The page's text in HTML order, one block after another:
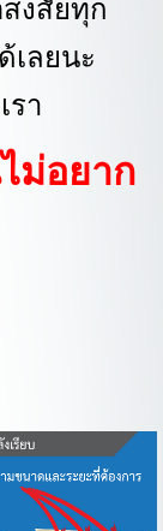
งสัยทุก
ได้เลยนะ
รา
ม่อยาก